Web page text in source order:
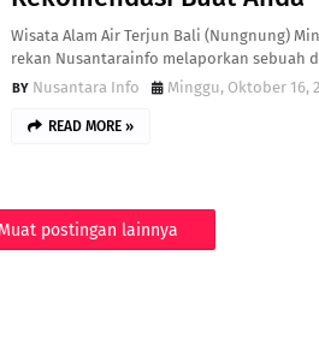
Wisata Alam Air Terjun Bali (Nungnung)
rekan Nusantarainfo melaporkan sebuah
Nusantara Info
Minggu, Oktober 16,
READ MORE »
Muat postingan lainnya